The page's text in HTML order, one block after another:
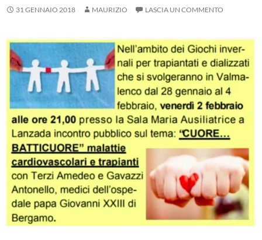
31 GENNAIO 2018 MAURIZIO LASCIA UN COMMENTO